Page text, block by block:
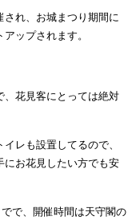
され、お城まつり期間に
ップされます。
、花見客にとっては絶対
レも設置してるので、
にお花見したい方でも安
で、開催時間は天守閣の